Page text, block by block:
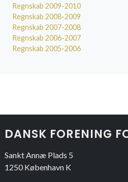
Regnskab 2009-2010
Regnskab 2008-2009
Regnskab 2007-2008
Regnskab 2006-2007
Regnskab 2005-2006
DANSK FORENING
Sankt Annæ Plads 5
1250 København K